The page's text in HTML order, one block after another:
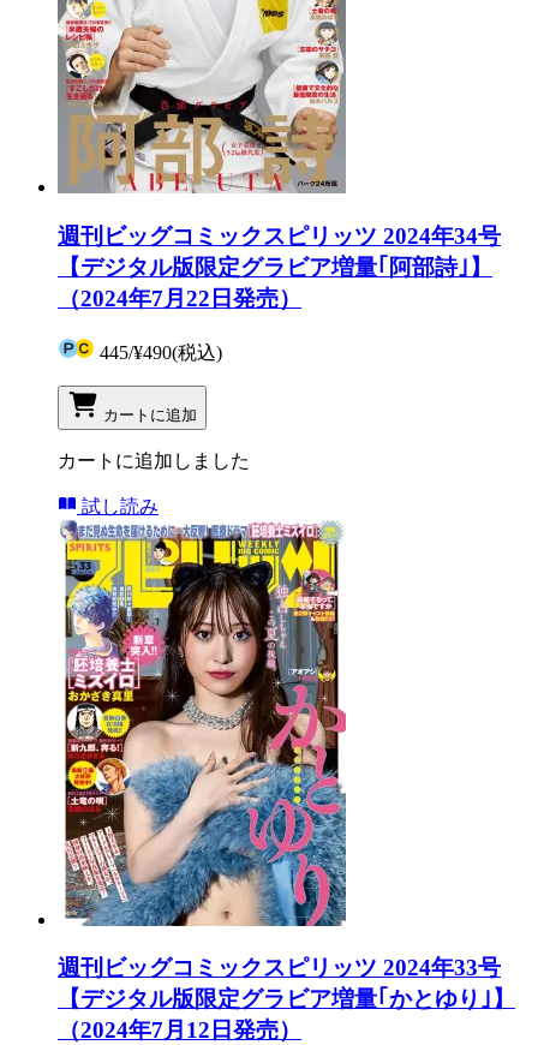
週刊ビッグコミックスピリッツ 2024年34号
【デジタル版限定グラビア増量｢阿部詩｣】
（2024年7月22日発売）
445/¥490(税込)
カートに追加
カートに追加しました
試し読み
週刊ビッグコミックスピリッツ 2024年33号
【デジタル版限定グラビア増量｢かとゆり｣】
（2024年7月12日発売）